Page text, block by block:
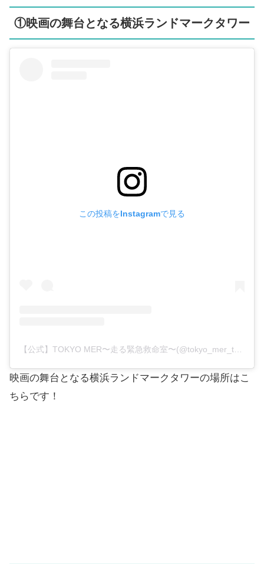
①映画の舞台となる横浜ランドマークタワー
この投稿をInstagramで見る
【公式】TOKYO MER〜走る緊急救命室〜(@tokyo_mer_tbs)がシェアした投稿
映画の舞台となる横浜ランドマークタワーの場所はこ
ちらです！